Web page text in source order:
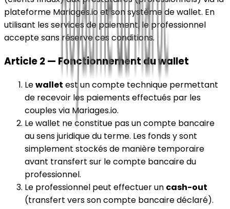
plateforme Mariages.io et son système de wallet. En
utilisant les services de paiement, le professionnel
accepte sans réserve ces conditions.
Article 2 — Fonctionnement du wallet
Lewallet est un compte technique permettant
de recevoir les paiements effectués par les
couples via Mariages.io.
Le wallet ne constitue pas un compte bancaire
au sens juridique du terme. Les fonds y sont
simplement stockés de manière temporaire
avant transfert sur le compte bancaire du
professionnel.
Le professionnel peut effectuer un cash-out
(transfert vers son compte bancaire déclaré).